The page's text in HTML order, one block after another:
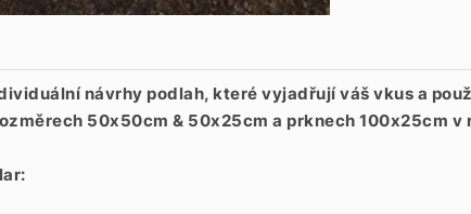
návrhy podlah, které vyjadřují váš vkus a
50x50cm & 50x25cm a prknech 100x25cm v